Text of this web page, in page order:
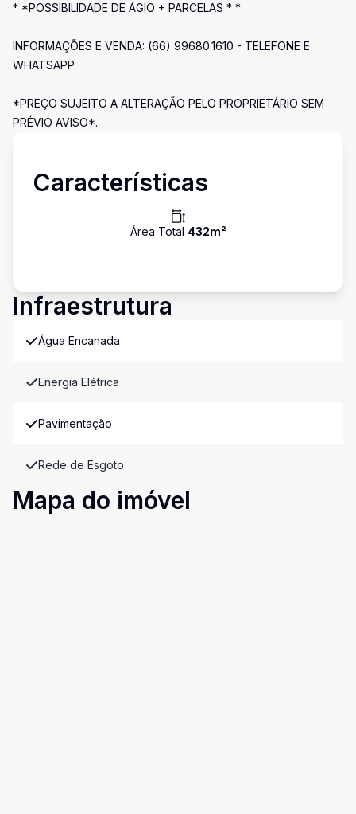
* *POSSIBILIDADE DE ÁGIO + PARCELAS * *
INFORMAÇÕES E VENDA: (66) 99680.1610 - TELEFONE E
WHATSAPP
*PREÇO SUJEITO A ALTERAÇÃO PELO PROPRIETÁRIO SEM
PRÉVIO AVISO*.
Características
Área Total 432m²
Infraestrutura
Água Encanada
Energia Elétrica
Pavimentação
Rede de Esgoto
Mapa do imóvel